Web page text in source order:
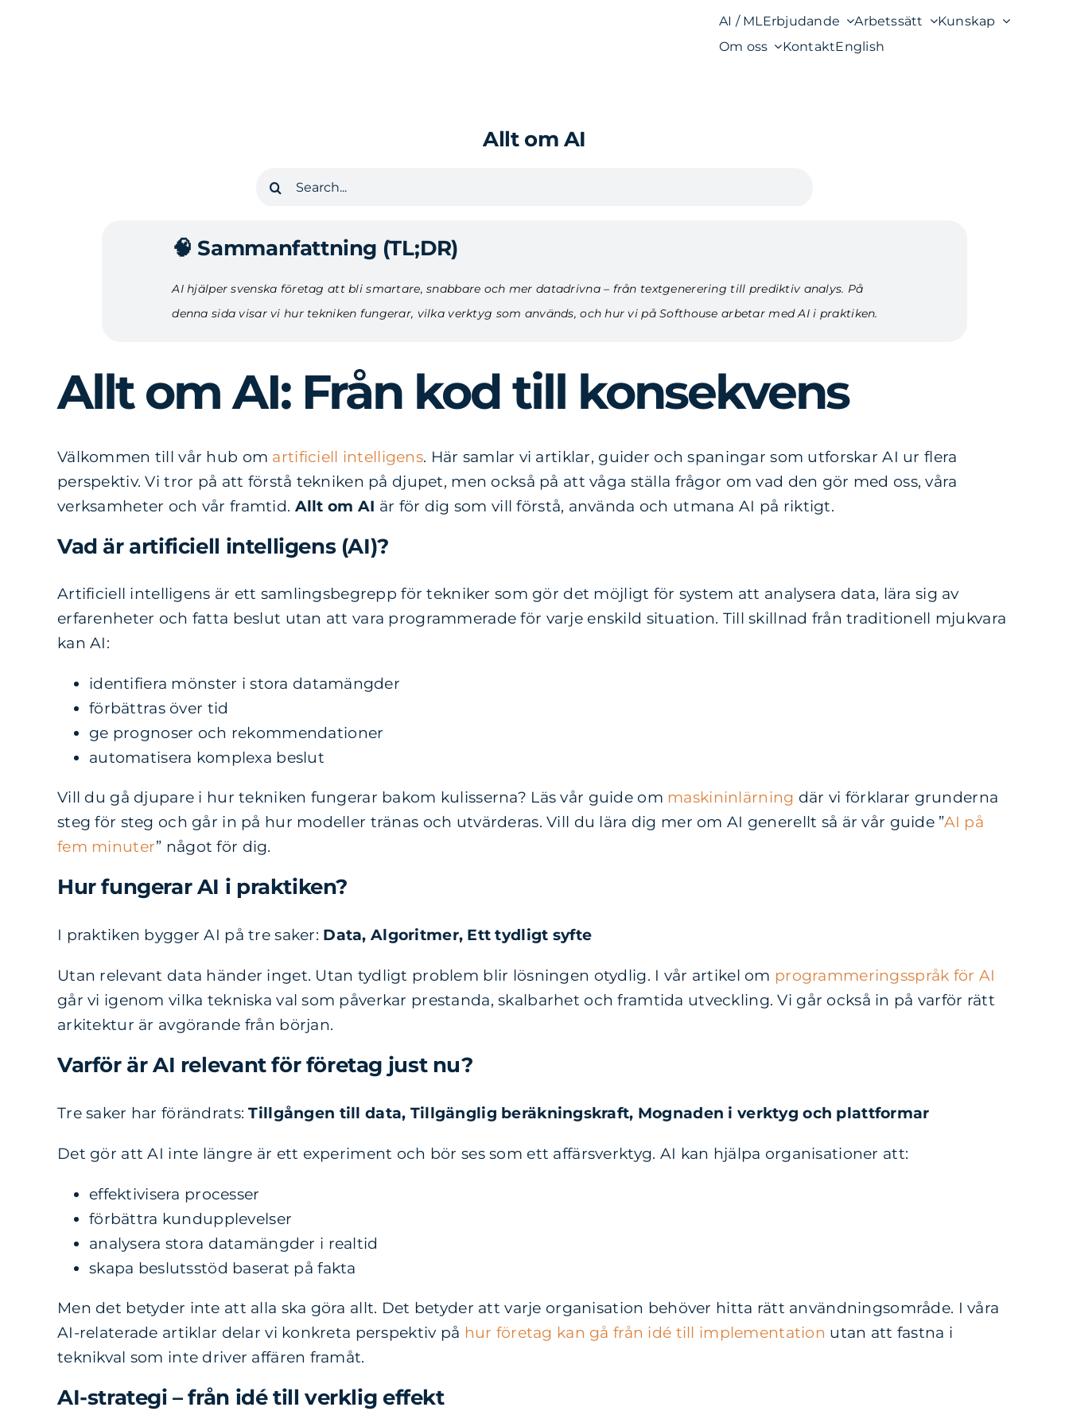
AI / ML Erbjudande Arbetssätt
Kunskap
Om oss
KontaktEnglish
Allt om AI
Sök
🧠 Sammanfattning (TL;DR)
AI hjälper svenska företag att bli smartare, snabbare och mer datadrivna – från textgenerering till prediktiv analys. På
denna sida visar vi hur tekniken fungerar, vilka verktyg som används, och hur vi på Softhouse arbetar med AI i praktiken.
Allt om AI: Från kod till konsekvens
Välkommen till vår hub om artificiell intelligens. Här samlar vi artiklar, guider och spaningar som utforskar AI ur flera
perspektiv. Vi tror på att förstå tekniken på djupet, men också på att våga ställa frågor om vad den gör med oss, våra
verksamheter och vår framtid. Allt om AI är för dig som vill förstå, använda och utmana AI på riktigt.
Vad är artificiell intelligens (AI)?
Artificiell intelligens är ett samlingsbegrepp för tekniker som gör det möjligt för system att analysera data, lära sig av
erfarenheter och fatta beslut utan att vara programmerade för varje enskild situation. Till skillnad från traditionell mjukvara
kan AI:
identifiera mönster i stora datamängder
förbättras över tid
ge prognoser och rekommendationer
automatisera komplexa beslut
Vill du gå djupare i hur tekniken fungerar bakom kulisserna? Läs vår guide om maskininlärning där vi förklarar grunderna
steg för steg och går in på hur modeller tränas och utvärderas. Vill du lära dig mer om AI generellt så är vår guide ”AI på
fem minuter” något för dig.
Hur fungerar AI i praktiken?
I praktiken bygger AI på tre saker: Data, Algoritmer, Ett tydligt syfte
Utan relevant data händer inget. Utan tydligt problem blir lösningen otydlig. I vår artikel om programmeringsspråk för AI
går vi igenom vilka tekniska val som påverkar prestanda, skalbarhet och framtida utveckling. Vi går också in på varför rätt
arkitektur är avgörande från början.
Varför är AI relevant för företag just nu?
Tre saker har förändrats:Tillgången till data, Tillgänglig beräkningskraft, Mognaden i verktyg och plattformar
Det gör att AI inte längre är ett experiment och bör ses som ett affärsverktyg. AI kan hjälpa organisationer att:
effektivisera processer
förbättra kundupplevelser
analysera stora datamängder i realtid
skapa beslutsstöd baserat på fakta
Men det betyder inte att alla ska göra allt. Det betyder att varje organisation behöver hitta rätt användningsområde. I våra
AI-relaterade artiklar delar vi konkreta perspektiv på hur företag kan gå från idé till implementation utan att fastna i
teknikval som inte driver affären framåt.
AI-strategi – från idé till verklig effekt